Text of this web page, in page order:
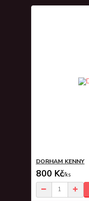
DORHAM KENNY
800 Kč/ks